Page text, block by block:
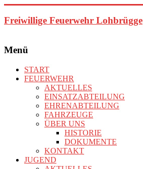
Inhalt
springen
Freiwillige Feuerwehr Lohbrügge
Menü
START
FEUERWEHR
AKTUELLES
EINSATZABTEILUNG
EHRENABTEILUNG
FAHRZEUGE
ÜBER UNS
HISTORIE
DOKUMENTE
KONTAKT
JUGEND